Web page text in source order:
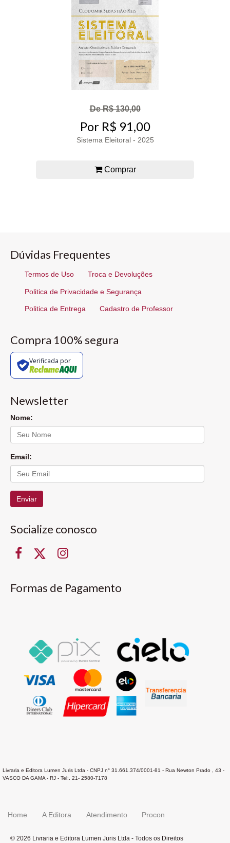
De R$ 130,00
Por R$ 91,00
Sistema Eleitoral - 2025
Comprar
Dúvidas Frequentes
Termos de Uso Troca e Devoluções
Politica de Privacidade e Segurança
Politica de Entrega Cadastro de Professor
Compra 100% segura
Verificada por
Newsletter
Nome:
Email:
Enviar
Socialize conosco
Formas de Pagamento
Livraria e Editora Lumen Juris Ltda - CNPJ n° 31.661.374/0001-81 - Rua Newton Prado , 43 -
VASCO DA GAMA - RJ - Tel:. 21- 2580-7178
Home A Editora Atendimento Procon
© 2026 Livraria e Editora Lumen Juris Ltda - Todos os Direitos